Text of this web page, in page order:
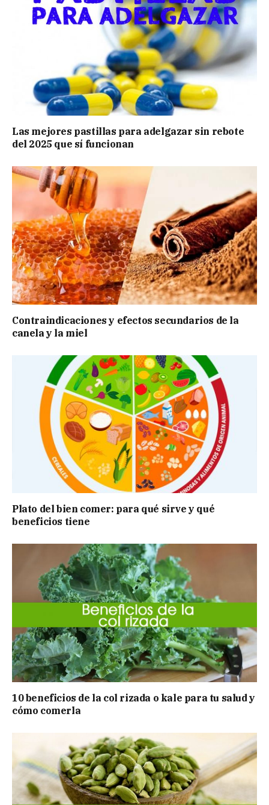
Las mejores pastillas para adelgazar sin rebote
del 2025 que sí funcionan
Contraindicaciones y efectos secundarios de la
canela y la miel
Plato del bien comer: para qué sirve y qué
beneficios tiene
10 beneficios de la col rizada o kale para tu salud y
cómo comerla